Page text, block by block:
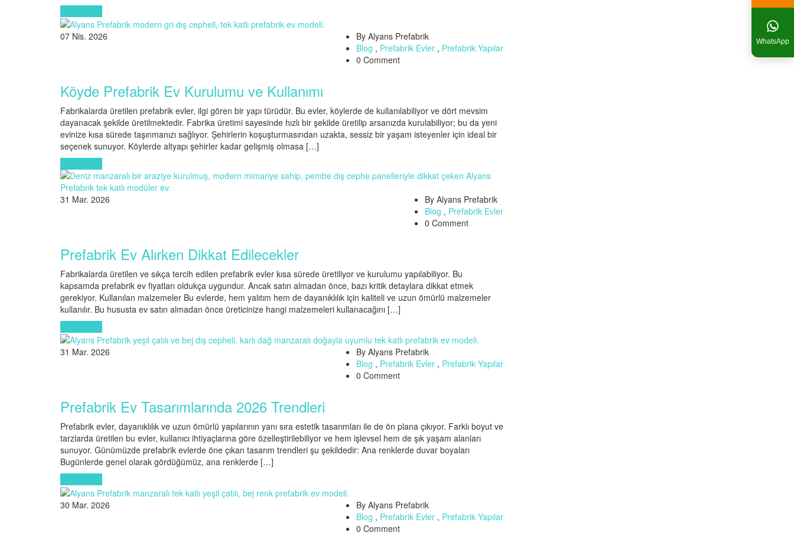
07 Nis. 2026
By Alyans Prefabrik
Blog , Prefabrik Evler , Prefabrik Yapılar
0 Comment
Köyde Prefabrik Ev Kurulumu ve Kullanımı
Fabrikalarda üretilen prefabrik evler, ilgi gören bir yapı türüdür. Bu evler, köylerde de kullanılabiliyor ve dört mevsim
dayanacak şekilde üretilmektedir. Fabrika üretimi sayesinde hızlı bir şekilde üretilip arsanızda kurulabiliyor; bu da yeni
evinize kısa sürede taşınmanızı sağlıyor. Şehirlerin koşuşturmasından uzakta, sessiz bir yaşam isteyenler için ideal bir
seçenek sunuyor. Köylerde altyapı şehirler kadar gelişmiş olmasa […]
31 Mar. 2026
By Alyans Prefabrik
Blog , Prefabrik Evler
0 Comment
Prefabrik Ev Alırken Dikkat Edilecekler
Fabrikalarda üretilen ve sıkça tercih edilen prefabrik evler kısa sürede üretiliyor ve kurulumu yapılabiliyor. Bu
kapsamda prefabrik ev fiyatları oldukça uygundur. Ancak satın almadan önce, bazı kritik detaylara dikkat etmek
gerekiyor. Kullanılan malzemeler Bu evlerde, hem yalıtım hem de dayanıklılık için kaliteli ve uzun ömürlü malzemeler
kullanılır. Bu hususta ev satın almadan önce üreticinize hangi malzemeleri kullanacağını […]
31 Mar. 2026
By Alyans Prefabrik
Blog , Prefabrik Evler , Prefabrik Yapılar
0 Comment
Prefabrik Ev Tasarımlarında 2026 Trendleri
Prefabrik evler, dayanıklılık ve uzun ömürlü yapılarının yanı sıra estetik tasarımları ile de ön plana çıkıyor. Farklı boyut ve
tarzlarda üretilen bu evler, kullanıcı ihtiyaçlarına göre özelleştirilebiliyor ve hem işlevsel hem de şık yaşam alanları
sunuyor. Günümüzde prefabrik evlerde öne çıkan tasarım trendleri şu şekildedir: Ana renklerde duvar boyaları
Bugünlerde genel olarak gördüğümüz, ana renklerde […]
30 Mar. 2026
By Alyans Prefabrik
Blog , Prefabrik Evler , Prefabrik Yapılar
0 Comment
WhatsApp